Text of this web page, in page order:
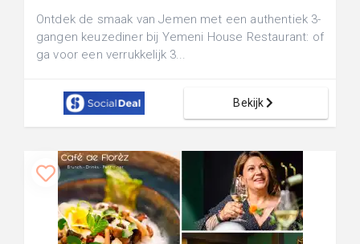
Ontdek de smaak van Jemen met een authentiek 3-
gangen keuzediner bij Yemeni House Restaurant: of
ga voor een verrukkelijk 3...
Bekijk